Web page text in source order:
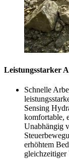
Leistungsstarker
Schnelle
Sensing
komfortable,
Unabhängig
erhöhtem
gleichzeitiger